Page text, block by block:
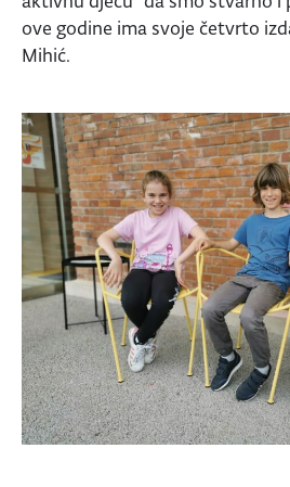
ove godine ima svoje četvrto
Mihić.